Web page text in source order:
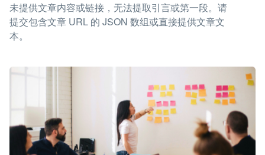
未提供文章内容或链接，无法提取引言或第一段。请
提交包含文章 URL 的 JSON 数组或直接提供文章文
本。